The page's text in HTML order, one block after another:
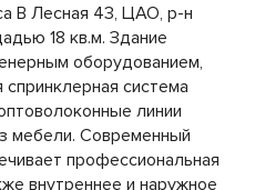
B Лесная 43, ЦАО, р-н
18 кв.м. Здание
оборудованием,
спринклерная система
линии
мебели. Современный
профессиональная
внутреннее и наружное